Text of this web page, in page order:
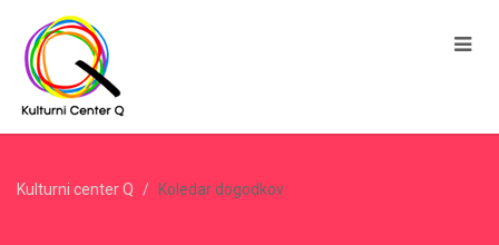
Kulturni center Q Koledar dogodkov